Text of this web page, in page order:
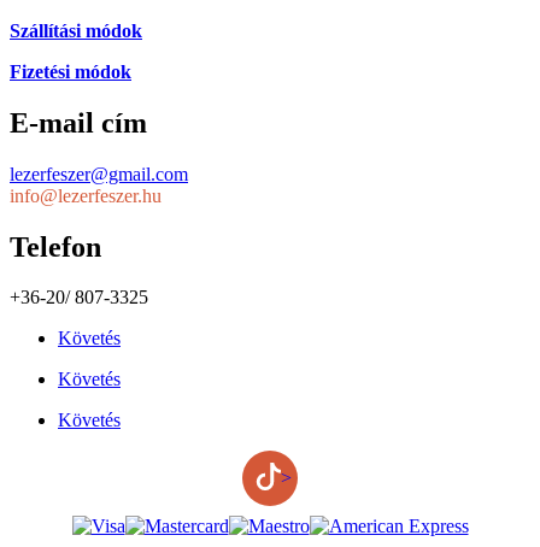
Szállítási módok
Fizetési módok
E-mail cím
lezerfeszer@gmail.com
info@lezerfeszer.hu
Telefon
+36-20/ 807-3325
Követés
Követés
Követés
>